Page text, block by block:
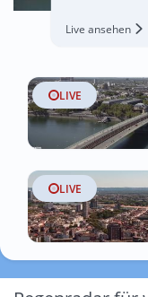
Live ansehen
LIVE
LIVE